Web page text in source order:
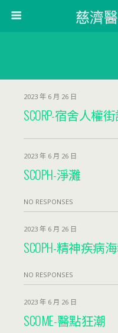
慈濟
2023 年 6 月 26 日
SCORP-宿舍人權
2023 年 6 月 26 日
SCOPH-淨灘
NO RESPONSES
2023 年 6 月 26 日
SCOPH-精神疾病
NO RESPONSES
2023 年 6 月 26 日
SCOME-醫點狂潮